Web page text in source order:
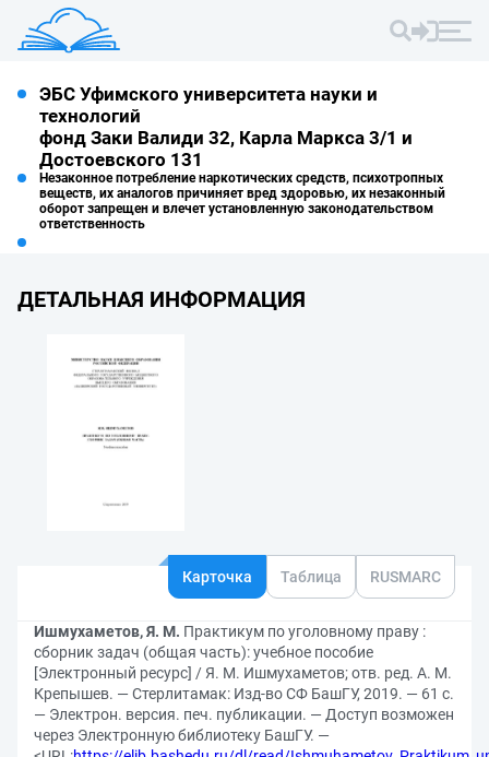
ЭБС Уфимского университета науки и
технологий
фонд Заки Валиди 32, Карла Маркса 3/1 и
Достоевского 131
Незаконное потребление наркотических средств, психотропных
веществ, их аналогов причиняет вред здоровью, их незаконный
оборот запрещен и влечет установленную законодательством
ответственность
ДЕТАЛЬНАЯ ИНФОРМАЦИЯ
Карточка Таблица RUSMARC
Ишмухаметов, Я. М. Практикум по уголовному праву :
сборник задач (общая часть): учебное пособие
[Электронный ресурс] / Я. М. Ишмухаметов; отв. ред. А. М.
Крепышев. — Стерлитамак: Изд-во СФ БашГУ, 2019. — 61 с.
— Электрон. версия. печ. публикации. — Доступ возможен
через Электронную библиотеку БашГУ. —